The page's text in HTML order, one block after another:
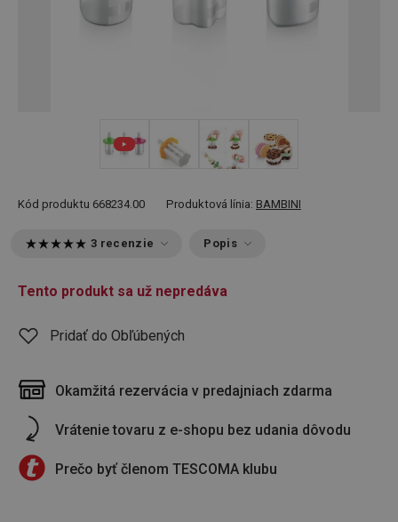
Kód produktu 668234.00 Produktová línia: BAMBINI
3 recenzie Popis
Tento produkt sa už nepredáva
Pridať do Obľúbených
Okamžitá rezervácia v predajniach zdarma
Vrátenie tovaru z e-shopu bez udania dôvodu
Prečo byť členom TESCOMA klubu